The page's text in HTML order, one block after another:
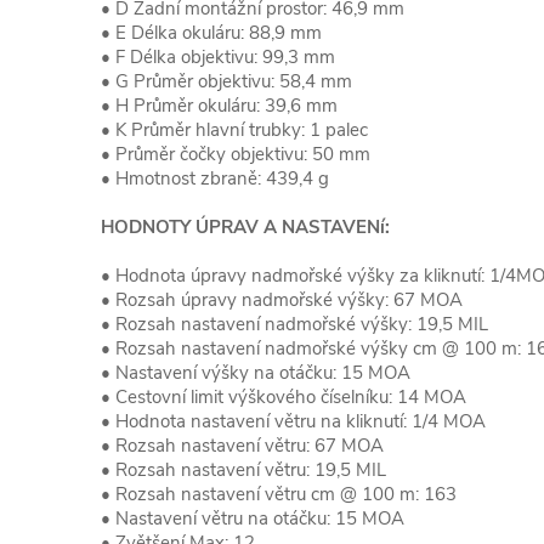
• D Zadní montážní prostor: 46,9 mm
• E Délka okuláru: 88,9 mm
• F Délka objektivu: 99,3 mm
• G Průměr objektivu: 58,4 mm
• H Průměr okuláru: 39,6 mm
• K Průměr hlavní trubky: 1 palec
• Průměr čočky objektivu: 50 mm
• Hmotnost zbraně: 439,4 g
HODNOTY ÚPRAV A NASTAVENí:
• Hodnota úpravy nadmořské výšky za kliknutí: 1/
• Rozsah úpravy nadmořské výšky: 67 MOA
• Rozsah nastavení nadmořské výšky: 19,5 MIL
• Rozsah nastavení nadmořské výšky cm @ 100 m:
• Nastavení výšky na otáčku: 15 MOA
• Cestovní limit výškového číselníku: 14 MOA
• Hodnota nastavení větru na kliknutí: 1/4 MOA
• Rozsah nastavení větru: 67 MOA
• Rozsah nastavení větru: 19,5 MIL
• Rozsah nastavení větru cm @ 100 m: 163
• Nastavení větru na otáčku: 15 MOA